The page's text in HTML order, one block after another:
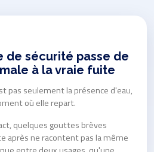
de sécurité passe de
à la vraie fuite
pas seulement la présence d'eau,
où elle repart.
quelques gouttes brèves
après ne racontent pas la même